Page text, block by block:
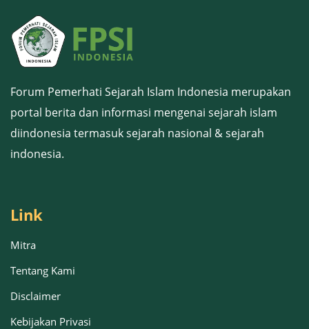
Forum Pemerhati Sejarah Islam Indonesia merupakan
portal berita dan informasi mengenai sejarah islam
diindonesia termasuk sejarah nasional & sejarah
indonesia.
Link
Mitra
Tentang Kami
Disclaimer
Kebijakan Privasi